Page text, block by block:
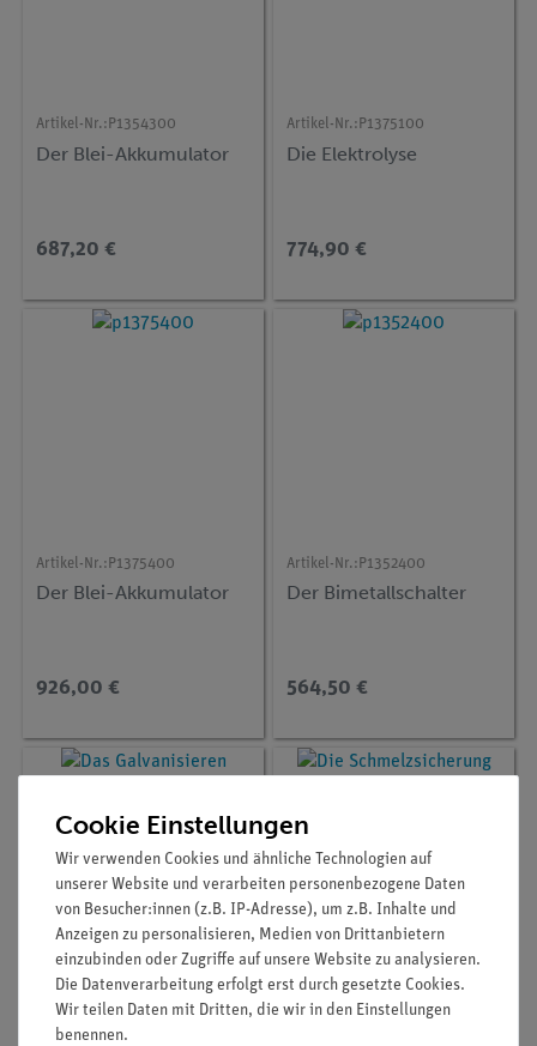
Artikel-Nr.: P1354300
Der Blei-Akkumulator
687,20 €
Artikel-Nr.: P1375100
Die Elektrolyse
774,90 €
Artikel-Nr.: P1375400
Der Blei-Akkumulator
926,00 €
Artikel-Nr.: P1352400
Der Bimetallschalter
564,50 €
Artikel-Nr.: P1354100
Das Galvanisieren
Artikel-Nr.:P1372200
Cookie Einstellungen
Wir verwenden Cookies und ähnliche Technologien auf
unserer Website und verarbeiten personenbezogene Daten
von Besucher:innen (z.B. IP-Adresse), um z.B. Inhalte und
Anzeigen zu personalisieren, Medien von Drittanbietern
einzubinden oder Zugriffe auf unsere Website zu analysieren.
Die Datenverarbeitung erfolgt erst durch gesetzte Cookies.
Wir teilen Daten mit Dritten, die wir in den Einstellungen
benennen.